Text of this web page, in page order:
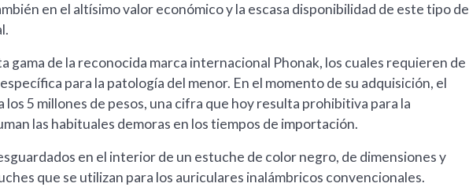
en el altísimo valor económico y la escasa disponibilidad de este tipo de
gama de la reconocida marca internacional Phonak, los cuales requieren de
para la patología del menor. En el momento de su adquisición, el
5 millones de pesos, una cifra que hoy resulta prohibitiva para la
las habituales demoras en los tiempos de importación.
en el interior de un estuche de color negro, de dimensiones y
que se utilizan para los auriculares inalámbricos convencionales.